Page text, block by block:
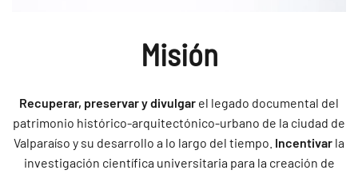
Misión
Recuperar, preservar y divulgar el legado documental del
patrimonio histórico-arquitectónico-urbano de la ciudad de
Valparaíso y su desarrollo a lo largo del tiempo. Incentivar la
investigación científica universitaria para la creación de